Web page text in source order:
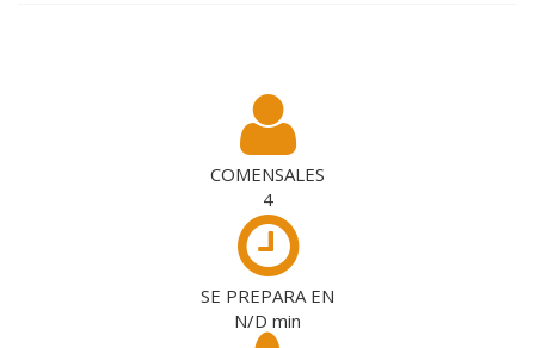
COMENSALES
4
SE PREPARA EN
N/D min